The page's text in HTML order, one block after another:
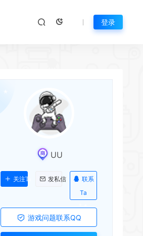
登录
UU
关注Ta 发私信
联系
Ta
游戏问题联系QQ